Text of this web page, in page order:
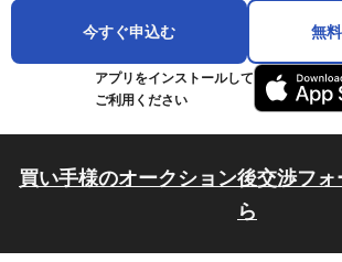
今すぐ申込む 無
アプリをインストールして
ご利用ください
買い手様のオークション後交渉フ
ら